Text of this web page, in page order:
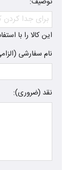
این کالا را با
نام سفارشی
نقد (ضروری):